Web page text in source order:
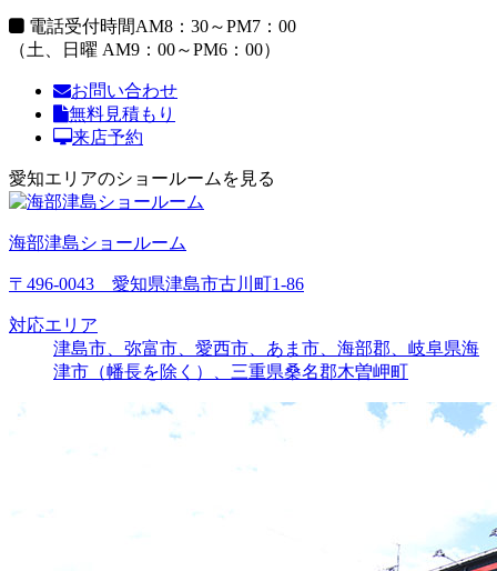
電話受付時間AM8：30～PM7：00
（土、日曜 AM9：00～PM6：00）
お問い合わせ
無料見積もり
来店予約
愛知エリアのショールームを見る
海部津島ショールーム
〒496-0043 愛知県津島市古川町1-86
対応エリア
津島市、弥富市、愛西市、あま市、海部郡、岐阜県海
津市（幡長を除く）、三重県桑名郡木曽岬町